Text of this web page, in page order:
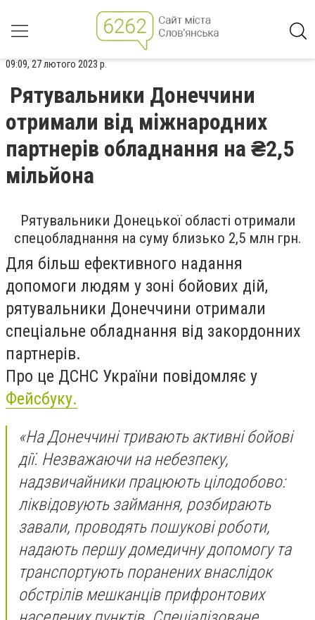
09:09, 27 лютого 2023 р.
Рятувальники Донеччини
отримали від міжнародних
партнерів обладнання на ₴2,5
мільйона
Рятувальники Донецької області отримали
спецобладнання на суму близько 2,5 млн грн.
Для більш ефективного надання
допомоги людям у зоні бойових дій,
рятувальники Донеччини отримали
спеціальне обладнання від закордонних
партнерів.
Про це ДСНС України повідомляє у
Фейсбуку.
«На Донеччині тривають активні бойові
дії. Незважаючи на небезпеку,
надзвичайники працюють цілодобово:
ліквідовують займання, розбирають
завали, проводять пошукові роботи,
надають першу домедичну допомогу та
транспортують поранених внаслідок
обстрілів мешканців прифронтових